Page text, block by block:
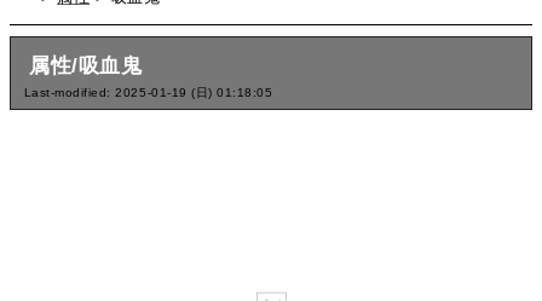
属性/吸血鬼
Last-modified: 2025-01-19 (日) 01:18:05